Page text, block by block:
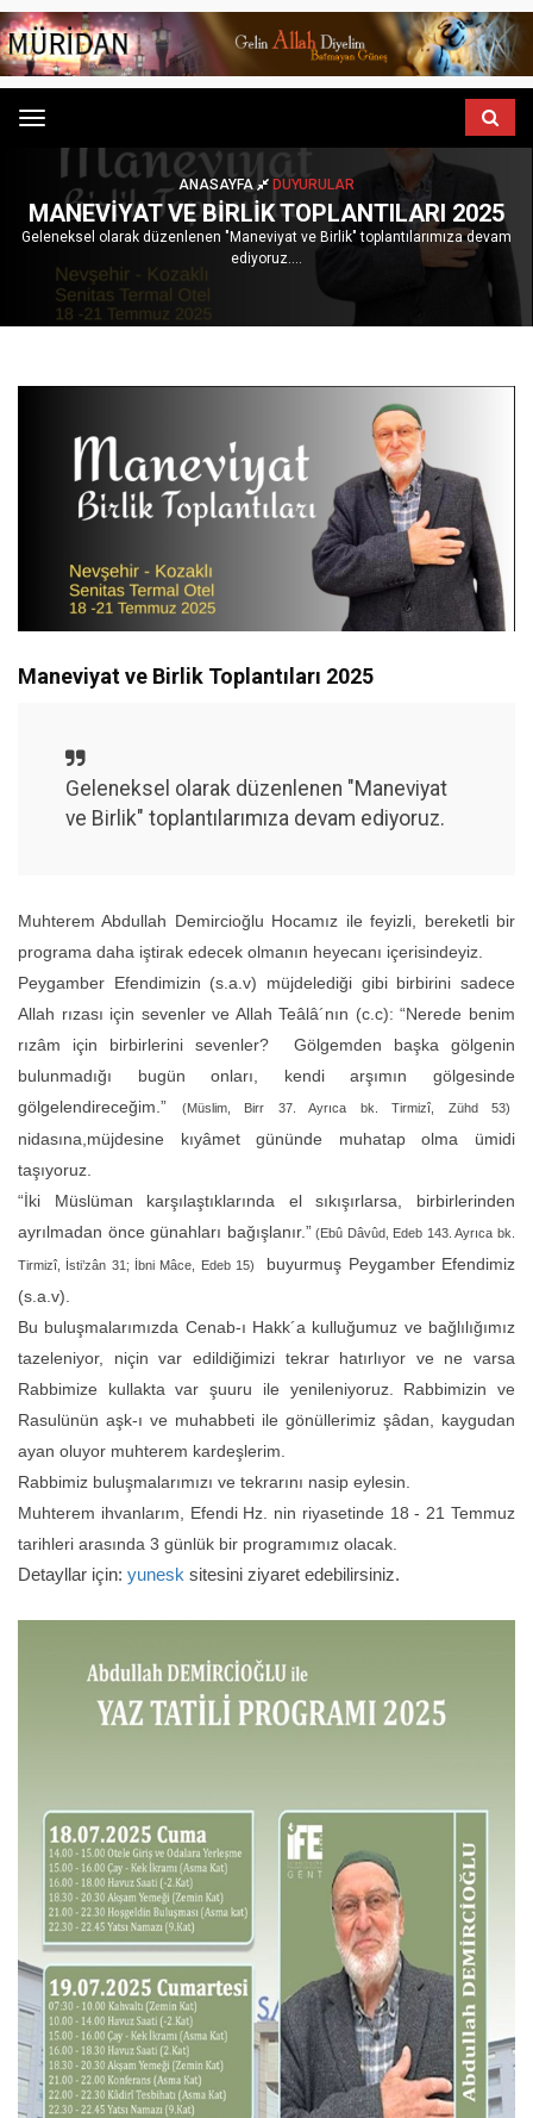
Menu
ANASAYFA DUYURULAR
MANEVIYAT VE BIRLIK TOPLANTILARI 2025
Geleneksel olarak düzenlenen "Maneviyat ve Birlik" toplantılarımıza devam
ediyoruz....
Maneviyat ve Birlik Toplantıları 2025
Geleneksel olarak düzenlenen "Maneviyat
ve Birlik" toplantılarımıza devam ediyoruz.
Muhterem Abdullah Demircioğlu Hocamız ile feyizli, bereketli bir
programa daha iştirak edecek olmanın heyecanı içerisindeyiz.
Peygamber Efendimizin (s.a.v) müjdelediği gibi birbirini sadece
Allah rızası için sevenler ve Allah Teâlâ´nın (c.c): “Nerede benim
rızâm için birbirlerini sevenler? Gölgemden başka gölgenin
bulunmadığı bugün onları, kendi arşımın gölgesinde
gölgelendireceğim.”
(Müslim, Birr 37. Ayrıca bk. Tirmizî, Zühd 53)
nidasına,müjdesine kıyâmet gününde muhatap olma ümidi
taşıyoruz.
“İki Müslüman karşılaştıklarında el sıkışırlarsa, birbirlerinden
ayrılmadan önce günahları bağışlanır.” (Ebû Dâvûd, Edeb 143. Ayrıca bk.
Tirmizî, İsti’zân 31; İbni Mâce, Edeb 15)
buyurmuş Peygamber Efendimiz
(s.a.v).
Bu buluşmalarımızda Cenab-ı Hakk´a kulluğumuz ve bağlılığımız
tazeleniyor, niçin var edildiğimizi tekrar hatırlıyor ve ne varsa
Rabbimize kullakta var şuuru ile yenileniyoruz. Rabbimizin ve
Rasulünün aşk-ı ve muhabbeti ile gönüllerimiz şâdan, kaygudan
ayan oluyor muhterem kardeşlerim.
Rabbimiz buluşmalarımızı ve tekrarını nasip eylesin.
Muhterem ihvanlarım, Efendi Hz. nin riyasetinde 18 - 21 Temmuz
tarihleri arasında 3 günlük bir programımız olacak.
Detayllar için: yunesk sitesini ziyaret edebilirsiniz.